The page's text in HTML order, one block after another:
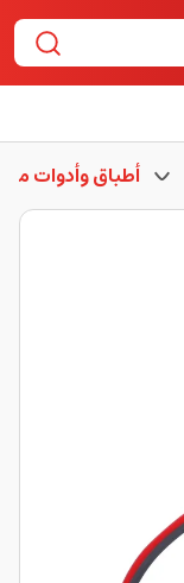
أطباق وأدوات